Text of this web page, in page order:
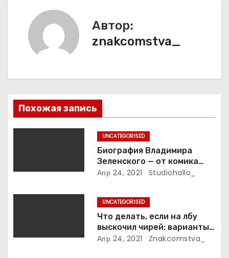
о
з
а
Автор:
znakcomstva_
Похожая запись
UNCATEGORISED
Биография Владимира
Зеленского — от комика
студии «Квартал 95» до
личная жизнь
Апр 24, 2021 Studiohallo_
UNCATEGORISED
Что делать, если на лбу
выскочил чирей: варианты
лечения
Апр 24, 2021 Znakcomstva_